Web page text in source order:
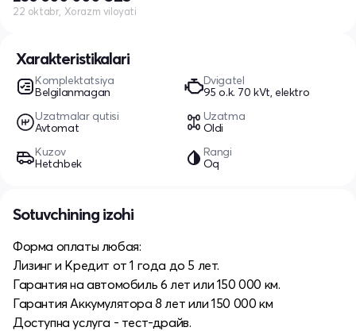
Xarakteristikalari
Komplektatsiya
Belgilanmagan
Dvigatel
95 o.k. 70 kVt, elektro
Uzatmalar qutisi
Avtomat
Uzatma
Oldi
Kuzov
Hetchbek
Rangi
Oq
22 oktabr, Xorazm viloyati
Sotuvchining izohi
Форма оплаты любая:
Лизинг и Кредит от 1 года до 5 лет.
Гарантия на автомобиль 6 лет или 150 000 км.
Гарантия Аккумулятора 8 лет или 150 000 км
Доступна услуга - тест-драйв.